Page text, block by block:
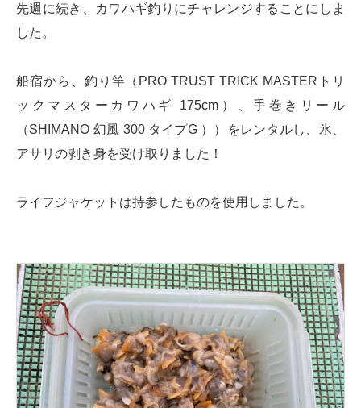
先週に続き、カワハギ釣りにチャレンジすることにしま
した。
船宿から、釣り竿（PRO TRUST TRICK MASTERトリ
ックマスターカワハギ 175cm）、手巻きリール
（SHIMANO 幻風 300 タイプG ））をレンタルし、氷、
アサリの剥き身を受け取りました！
ライフジャケットは持参したものを使用しました。